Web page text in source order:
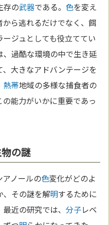
存の武器である。色を変え
ら逃れるだけでなく、餌
ジュとしても役立ててい
、過酷な環境の中で生き延
大きなアドバンテージを
熱帯地域の多様な捕食者の
能力がいかに重要であっ
の謎
ノールの色変化がどのよ
、その謎を解明するために
最近の研究では、分子レベ